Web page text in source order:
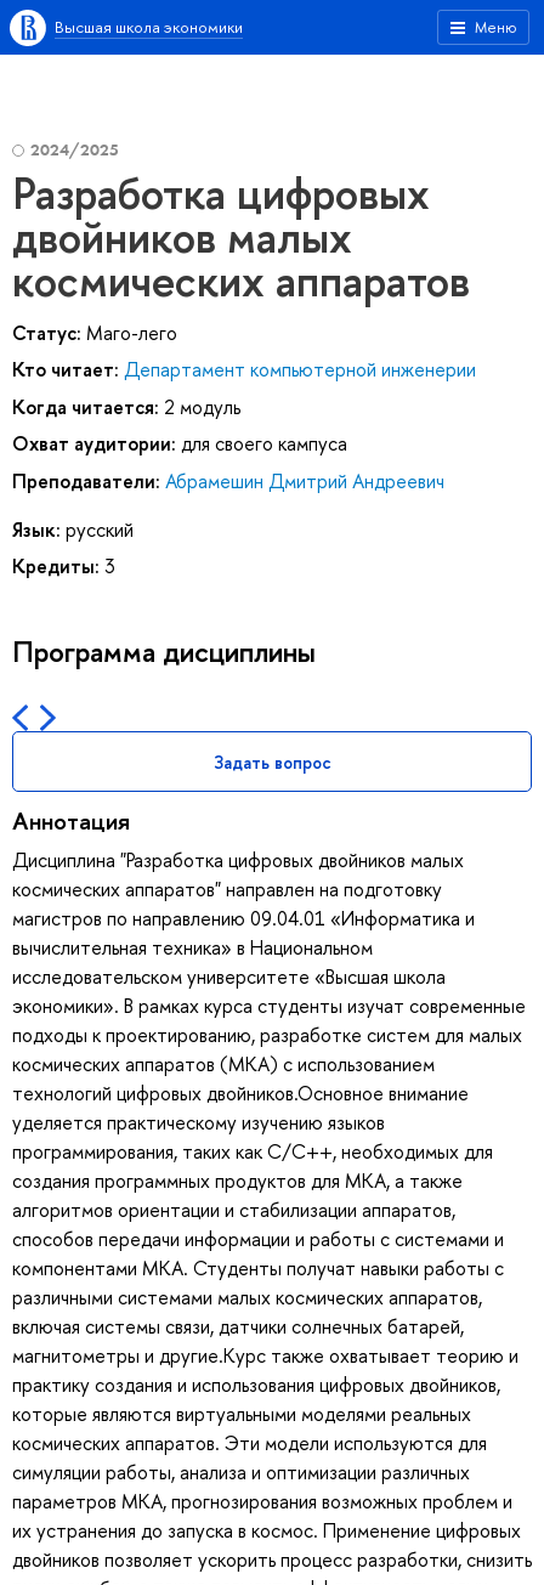
Меню
Высшая школа экономики
2024/2025
Разработка цифровых
двойников малых
космических аппаратов
Статус: Маго-лего
Кто читает: Департамент компьютерной инженерии
Когда читается: 2 модуль
Охват аудитории: для своего кампуса
Преподаватели: Абрамешин Дмитрий Андреевич
Язык: русский
Кредиты: 3
Программа дисциплины
Задать вопрос
Аннотация
Дисциплина "Разработка цифровых двойников малых
космических аппаратов" направлен на подготовку
магистров по направлению 09.04.01 «Информатика и
вычислительная техника» в Национальном
исследовательском университете «Высшая школа
экономики». В рамках курса студенты изучат современные
подходы к проектированию, разработке систем для малых
космических аппаратов (МКА) с использованием
технологий цифровых двойников.Основное внимание
уделяется практическому изучению языков
программирования, таких как C/C++, необходимых для
создания программных продуктов для МКА, а также
алгоритмов ориентации и стабилизации аппаратов,
способов передачи информации и работы с системами и
компонентами МКА. Студенты получат навыки работы с
различными системами малых космических аппаратов,
включая системы связи, датчики солнечных батарей,
магнитометры и другие.Курс также охватывает теорию и
практику создания и использования цифровых двойников,
которые являются виртуальными моделями реальных
космических аппаратов. Эти модели используются для
симуляции работы, анализа и оптимизации различных
параметров МКА, прогнозирования возможных проблем и
их устранения до запуска в космос. Применение цифровых
двойников позволяет ускорить процесс разработки, снизить